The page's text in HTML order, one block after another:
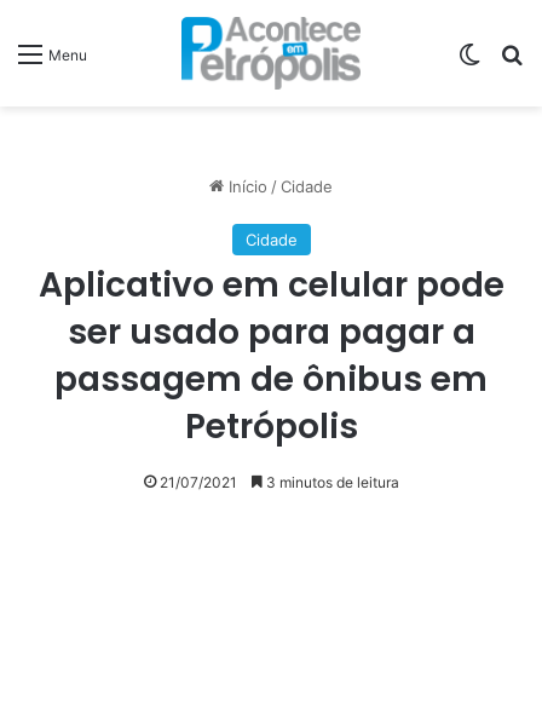
Menu
Início /Cidade
Cidade
Aplicativo em celular pode
ser usado para pagar a
passagem de ônibus em
Petrópolis
21/07/2021 3 minutos de leitura